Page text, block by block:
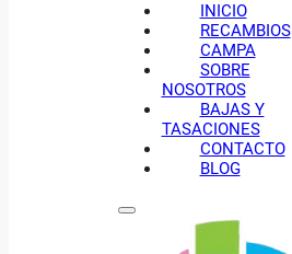
INICIO
RECAMBIOS
CAMPA
SOBRE
NOSOTROS
BAJAS Y
TASACIONES
CONTACTO
BLOG